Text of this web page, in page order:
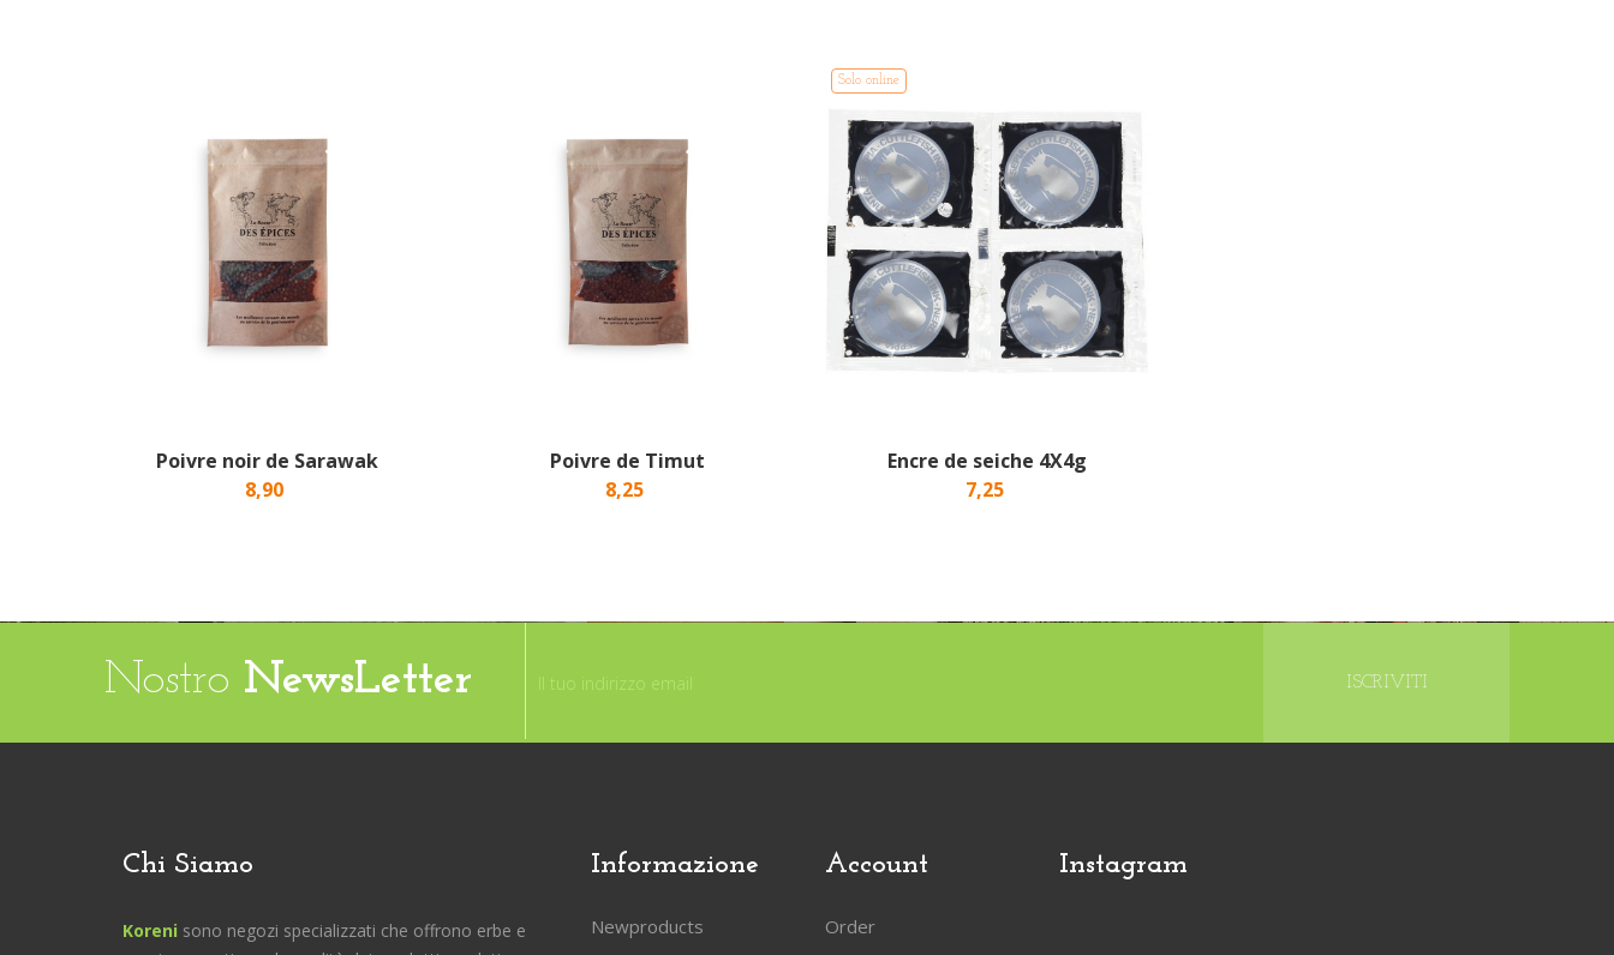
Poivre noir de Sarawak
8,90
Poivre de Timut
8,25
Solo online
Encre de seiche 4X4g
7,25
Nostro NewsLetter ISCRIVITI
Chi Siamo
Koreni sono negozi specializzati che offrono erbe e
Informazione
Newproducts
Account
Order
Instagram